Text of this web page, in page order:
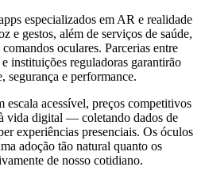
especializados em AR e realidade
e gestos, além de serviços de saúde,
oculares. Parcerias entre
instituições reguladoras garantirão
segurança e performance.
escala acessível, preços competitivos
vida digital — coletando dados de
experiências presenciais. Os óculos
adoção tão natural quanto os
de nosso cotidiano.